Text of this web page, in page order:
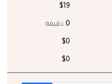
$19
0 دقيقة
$0
$0